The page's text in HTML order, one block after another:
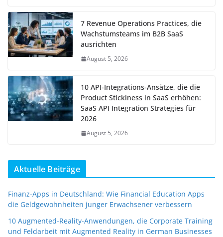
7 Revenue Operations Practices, die
Wachstumsteams im B2B SaaS
ausrichten
August 5, 2026
10 API-Integrations-Ansätze, die die
Product Stickiness in SaaS erhöhen:
SaaS API Integration Strategies für
2026
August 5, 2026
Aktuelle Beiträge
Finanz-Apps in Deutschland: Wie Financial Education Apps
die Geldgewohnheiten junger Erwachsener verbessern
10 Augmented-Reality-Anwendungen, die Corporate Training
und Feldarbeit mit Augmented Reality in German Businesses